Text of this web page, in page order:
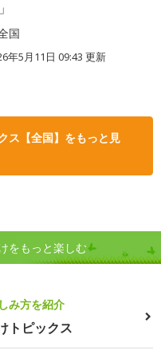
国
年5月11日 09:43 更新
ス【全国】をもっと見
をもっと楽しむ
み方を紹介
トピックス